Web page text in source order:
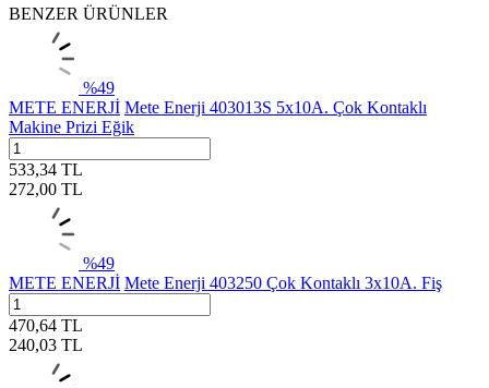
BENZER ÜRÜNLER
%49
METE ENERJİ Mete Enerji 403013S 5x10A. Çok Kontaklı
Makine Prizi Eğik
533,34 TL
272,00 TL
%49
METE ENERJİ Mete Enerji 403250 Çok Kontaklı 3x10A. Fiş
470,64 TL
240,03 TL